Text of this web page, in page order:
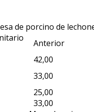
de
Anterior
42,00
33,00
25,00
33,00